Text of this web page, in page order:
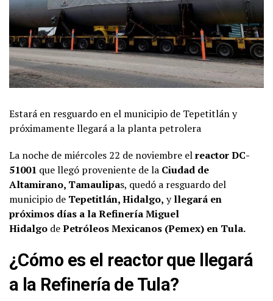
Estará en resguardo en el municipio de Tepetitlán y
próximamente llegará a la planta petrolera
La noche de miércoles 22 de noviembre elreactor DC-
51001 que llegó proveniente de la Ciudad de
Altamirano, Tamaulipas, quedó a resguardo del
municipio de Tepetitlán, Hidalgo, yllegará en
próximos días a la Refinería Miguel
Hidalgo dePetróleos Mexicanos (Pemex) en Tula.
¿Cómo es el reactor que llegará
a la Refinería de Tula?